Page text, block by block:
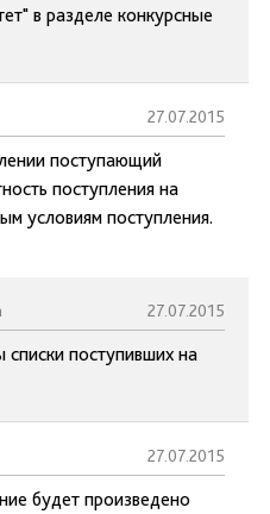
в разделе конкурсные
27.07.2015
поступающий
поступления на
условиям поступления.
27.07.2015
поступивших на
27.07.2015
будет произведено